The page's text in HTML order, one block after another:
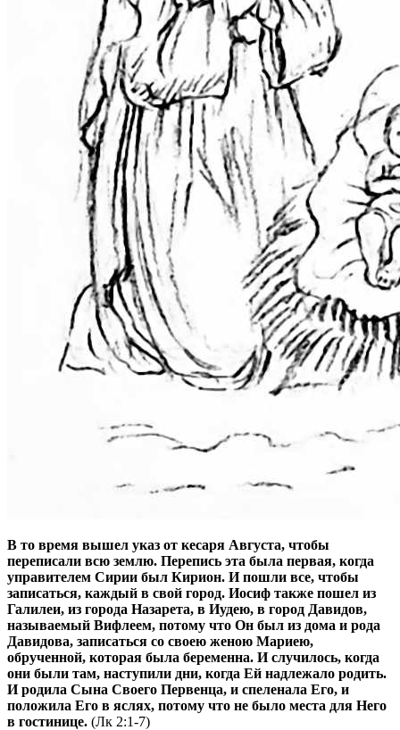
В то время вышел указ от кесаря Августа, чтобы
переписали всю землю. Перепись эта была первая, когда
управителем Сирии был Кирион. И пошли все, чтобы
записаться, каждый в свой город. Иосиф также пошел из
Галилеи, из города Назарета, в Иудею, в город Давидов,
называемый Вифлеем, потому что Он был из дома и рода
Давидова, записаться со своею женою Мариею,
обрученной, которая была беременна. И случилось, когда
они были там, наступили дни, когда Ей надлежало родить.
И родила Сына Своего Первенца, и спеленала Его, и
положила Его в яслях, потому что не было места для Него
в гостинице. (Лк 2:1-7)